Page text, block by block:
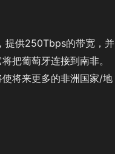
提供250Tbps的带宽，并
把葡萄牙连接到南非。
将来更多的非洲国家/地